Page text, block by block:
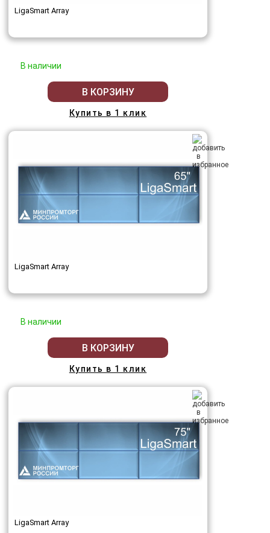
LigaSmart Array
В наличии
В КОРЗИНУ
Купить в 1 клик
LigaSmart Array
В наличии
В КОРЗИНУ
Купить в 1 клик
LigaSmart Array